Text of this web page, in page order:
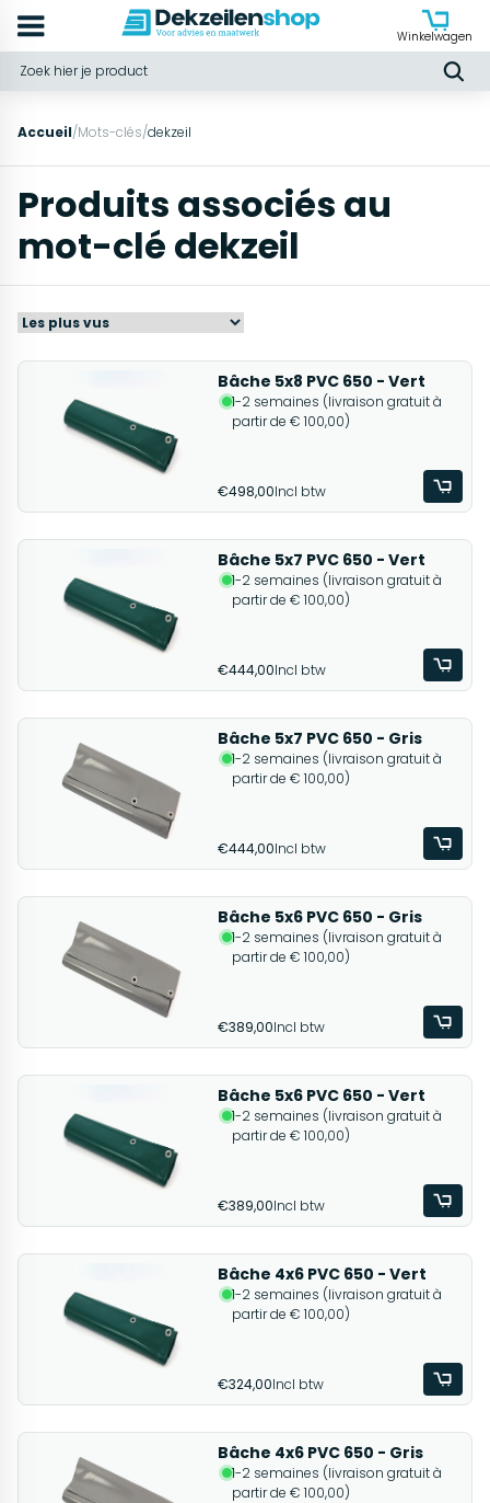
Winkelwagen
Accueil/Mots-clés/dekzeil
Produits associés au
mot-clé dekzeil
Bâche 5x8 PVC 650 - Vert
1-2 semaines (livraison gratuit à
partir de € 100,00)
€498,00Incl btw
Bâche 5x7 PVC 650 - Vert
1-2 semaines (livraison gratuit à
partir de € 100,00)
€444,00Incl btw
Bâche 5x7 PVC 650 - Gris
1-2 semaines (livraison gratuit à
partir de € 100,00)
€444,00Incl btw
Bâche 5x6 PVC 650 - Gris
1-2 semaines (livraison gratuit à
partir de € 100,00)
€389,00Incl btw
Bâche 5x6 PVC 650 - Vert
1-2 semaines (livraison gratuit à
partir de € 100,00)
€389,00Incl btw
Bâche 4x6 PVC 650 - Vert
1-2 semaines (livraison gratuit à
partir de € 100,00)
€324,00Incl btw
Bâche 4x6 PVC 650 - Gris
1-2 semaines (livraison gratuit à
partir de € 100,00)